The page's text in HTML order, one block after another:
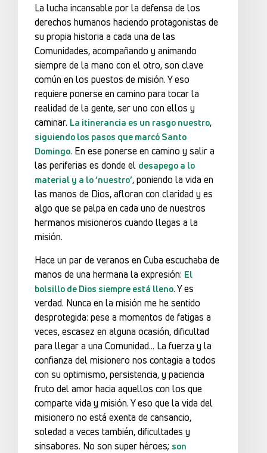
La lucha incansable por la defensa de los
derechos humanos haciendo protagonistas de
su propia historia a cada una de las
Comunidades, acompañando y animando
siempre de la mano con el otro, son clave
común en los puestos de misión. Y eso
requiere ponerse en camino para tocar la
realidad de la gente, ser uno con ellos y
caminar. La itinerancia es un rasgo nuestro,
siguiendo los pasos que marcó Santo
Domingo. En ese ponerse en camino y salir a
las periferias es donde el desapego a lo
material y a lo ‘nuestro’, poniendo la vida en
las manos de Dios, afloran con claridad y es
algo que se palpa en cada uno de nuestros
hermanos misioneros cuando llegas a la
misión.
Hace un par de veranos en Cuba escuchaba de
manos de una hermana la expresión: El
bolsillo de Dios siempre está lleno. Y es
verdad. Nunca en la misión me he sentido
desprotegida: pese a momentos de fatigas a
veces, escasez en alguna ocasión, dificultad
para llegar a una Comunidad… La fuerza y la
confianza del misionero nos contagia a todos
con su optimismo, persistencia, y paciencia
fruto del amor hacia aquellos con los que
comparte vida y misión. Y eso que la vida del
misionero no está exenta de cansancio,
soledad a veces también, dificultades y
sinsabores. No son super héroes; son